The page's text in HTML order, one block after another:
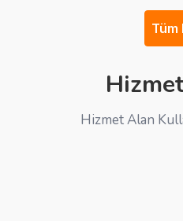
Tüm
Hizmet Alan